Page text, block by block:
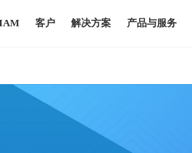
客户 解决方案 产品与服务